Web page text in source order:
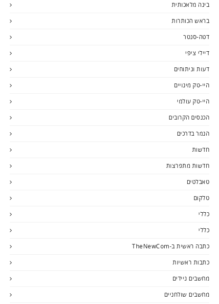
בינה מלאכותית
בראש הכותרות
דטה-סנטר
דיילי ציפי
דעות וניתוחים
היי-טק מינויים
היי-טק עולמי
הכנסים הקרובים
הנמר בדרכים
חדשות
חדשות מתפרצות
טאבלטים
טלקום
כללי
כללי
כתבה ראשית ב-TheNewCom
כתבות ראשיות
מחשבים ניידים
מחשבים שולחניים